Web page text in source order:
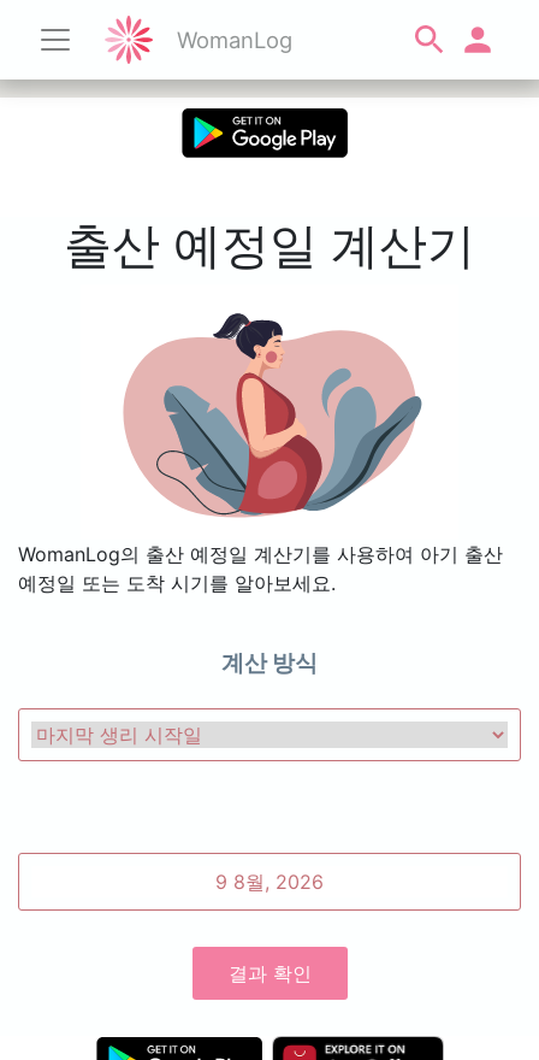
WomanLog
출산 예정일 계산기
WomanLog의 출산 예정일 계산기를 사용하여 아기 출산
예정일 또는 도착 시기를 알아보세요.
계산 방식
결과 확인